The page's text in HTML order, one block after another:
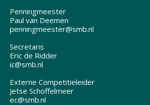
Penningmeester
Paul van Deemen
penningmeester@smb.nl
Secretaris
Eric de Ridder
ic@smb.nl
Externe Competitieleider
Jetse Schoffelmeer
ec@smb.nl